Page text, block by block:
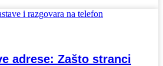
adrese: Zašto stranci